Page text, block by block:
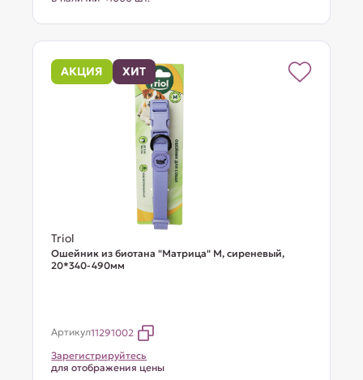
АКЦИЯ ХИТ
Triol
Ошейник из биотана "Матрица" M, сиреневый,
20*340-490мм
Артикул11291002
Зарегистрируйтесь
для отображения цены